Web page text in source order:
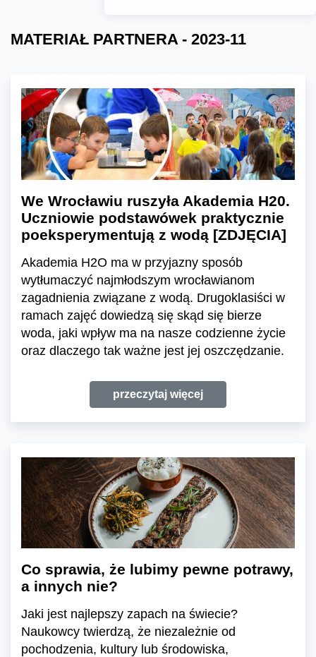
MATERIAŁ PARTNERA - 2023-11
We Wrocławiu ruszyła Akademia H20.
Uczniowie podstawówek praktycznie
poeksperymentują z wodą [ZDJĘCIA]
Akademia H2O ma w przyjazny sposób
wytłumaczyć najmłodszym wrocławianom
zagadnienia związane z wodą. Drugoklasiści w
ramach zajęć dowiedzą się skąd się bierze
woda, jaki wpływ ma na nasze codzienne życie
oraz dlaczego tak ważne jest jej oszczędzanie.
przeczytaj więcej
Co sprawia, że lubimy pewne potrawy,
a innych nie?
Jaki jest najlepszy zapach na świecie?
Naukowcy twierdzą, że niezależnie od
pochodzenia, kultury lub środowiska,